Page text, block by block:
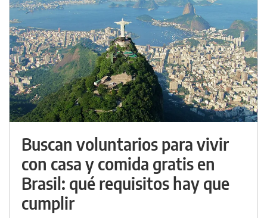
Buscan voluntarios para vivir
con casa y comida gratis en
Brasil: qué requisitos hay que
cumplir